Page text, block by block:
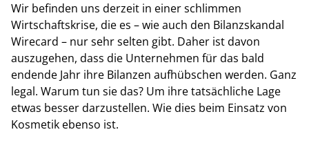
Wir befinden uns derzeit in einer schlimmen
Wirtschaftskrise, die es – wie auch den Bilanzskandal
Wirecard – nur sehr selten gibt. Daher ist davon
auszugehen, dass die Unternehmen für das bald
endende Jahr ihre Bilanzen aufhübschen werden. Ganz
legal. Warum tun sie das? Um ihre tatsächliche Lage
etwas besser darzustellen. Wie dies beim Einsatz von
Kosmetik ebenso ist.